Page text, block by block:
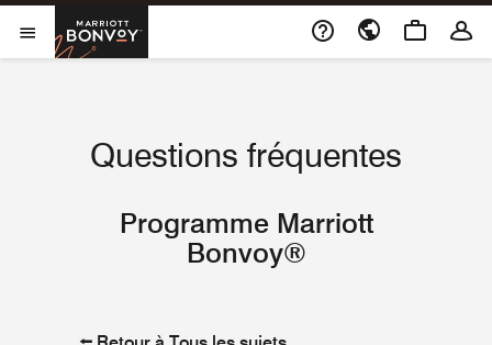
Accès direct au sommaire
Ouvrir le menu
Marriott Bonvoy
Questions fréquentes
Programme Marriott
Bonvoy®